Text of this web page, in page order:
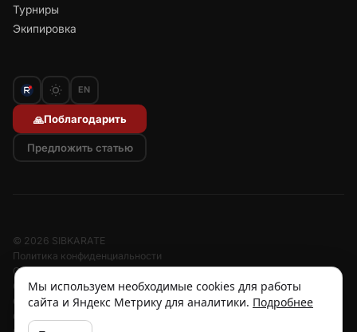
Турниры
Экипировка
EN
🙏Поблагодарить
Предложить статью
© 2026 SIBKARATE
Политика конфиденциальности
Отписаться от рассылок
Согласие на обработку персональных данных
Согласие на рассылку
Отзыв согласия
Мы используем необходимые cookies для работы
сайта и Яндекс Метрику для аналитики. Подробнее